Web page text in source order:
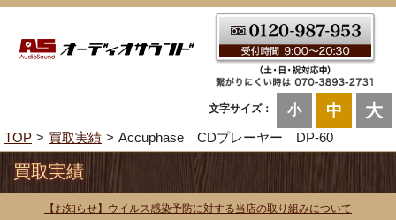
文字サイズ： 小 中 大
TOP 買取実績 Accuphase CDプレーヤー DP-60
買取実績
【お知らせ】ウイルス感染予防に対する当店の取り組みについて